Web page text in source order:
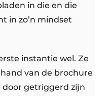
in die en die
in zo’n mindset
instantie wel. Ze
van de brochure
door getriggerd zijn